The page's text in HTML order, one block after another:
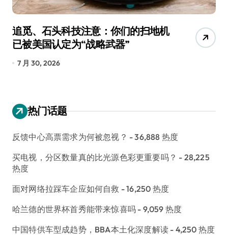
追觅、石头科技注意：你们的扫地机
已被美国认定为“战略武器”
7 月 30, 2026
热门话题
反馈中心高票需求为何被忽视？ - 36,888 热度
买电视，分区数量真的比光源色彩更重要吗？ - 28,225
热度
面对网络拉踩车企应如何自救 - 16,250 热度
哈兰德的世界杯首秀能带来惊喜吗 - 9,059 热度
中国特供车型成趋势，BBA本土化深度解读 - 4,250 热度